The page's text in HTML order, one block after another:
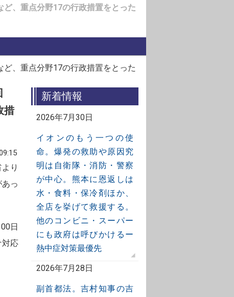
、重点分野17の行政措置をとった
、重点分野17の行政措置をとった
措
り
っ
日
対応
新着情報
2026年7月30日
イオンのもう一つの使
命。爆発の救助や原因究
明は自衛隊・消防・警察
が中心。熊本に恩返しは
水・食料・保冷剤ほか、
全店を挙げて救援する。
他のコンビニ・スーパー
にも政府は呼びかけるー
熱中症対策最優先
2026年7月28日
副首都法。吉村知事の吉